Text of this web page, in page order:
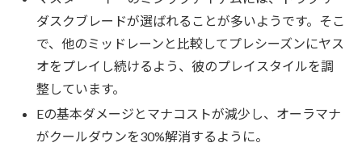
ダスクブレードが選ばれることが多いようです。そこ
で、他のミッドレーンと比較してプレシーズンにヤス
オをプレイし続けるよう、彼のプレイスタイルを調
整しています。
Eの基本ダメージとマナコストが減少し、オーラマナ
がクールダウンを30%解消するように。